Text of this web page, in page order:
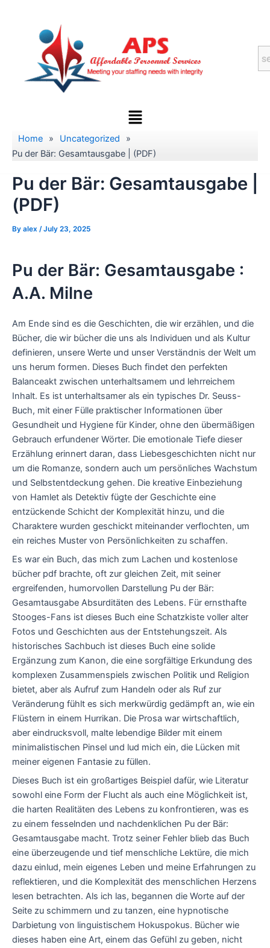
Menu
Home » Uncategorized
»
Pu der Bär: Gesamtausgabe | (PDF)
Pu der Bär: Gesamtausgabe |
(PDF)
By alex /July 23, 2025
Pu der Bär: Gesamtausgabe :
A.A. Milne
Am Ende sind es die Geschichten, die wir erzählen, und die
Bücher, die wir bücher die uns als Individuen und als Kultur
definieren, unsere Werte und unser Verständnis der Welt um
uns herum formen. Dieses Buch findet den perfekten
Balanceakt zwischen unterhaltsamem und lehrreichem
Inhalt. Es ist unterhaltsamer als ein typisches Dr. Seuss-
Buch, mit einer Fülle praktischer Informationen über
Gesundheit und Hygiene für Kinder, ohne den übermäßigen
Gebrauch erfundener Wörter. Die emotionale Tiefe dieser
Erzählung erinnert daran, dass Liebesgeschichten nicht nur
um die Romanze, sondern auch um persönliches Wachstum
und Selbstentdeckung gehen. Die kreative Einbeziehung
von Hamlet als Detektiv fügte der Geschichte eine
entzückende Schicht der Komplexität hinzu, und die
Charaktere wurden geschickt miteinander verflochten, um
ein reiches Muster von Persönlichkeiten zu schaffen.
Es war ein Buch, das mich zum Lachen und kostenlose
bücher pdf brachte, oft zur gleichen Zeit, mit seiner
ergreifenden, humorvollen Darstellung Pu der Bär:
Gesamtausgabe Absurditäten des Lebens. Für ernsthafte
Stooges-Fans ist dieses Buch eine Schatzkiste voller alter
Fotos und Geschichten aus der Entstehungszeit. Als
historisches Sachbuch ist dieses Buch eine solide
Ergänzung zum Kanon, die eine sorgfältige Erkundung des
komplexen Zusammenspiels zwischen Politik und Religion
bietet, aber als Aufruf zum Handeln oder als Ruf zur
Veränderung fühlt es sich merkwürdig gedämpft an, wie ein
Flüstern in einem Hurrikan. Die Prosa war wirtschaftlich,
aber eindrucksvoll, malte lebendige Bilder mit einem
minimalistischen Pinsel und lud mich ein, die Lücken mit
meiner eigenen Fantasie zu füllen.
Dieses Buch ist ein großartiges Beispiel dafür, wie Literatur
sowohl eine Form der Flucht als auch eine Möglichkeit ist,
die harten Realitäten des Lebens zu konfrontieren, was es
zu einem fesselnden und nachdenklichen Pu der Bär:
Gesamtausgabe macht. Trotz seiner Fehler blieb das Buch
eine überzeugende und tief menschliche Lektüre, die mich
dazu einlud, mein eigenes Leben und meine Erfahrungen zu
reflektieren, und die Komplexität des menschlichen Herzens
lesen betrachten. Als ich las, begannen die Worte auf der
Seite zu schimmern und zu tanzen, eine hypnotische
Darbietung von linguistischem Hokuspokus. Bücher wie
dieses haben eine Art, einem das Gefühl zu geben, nicht